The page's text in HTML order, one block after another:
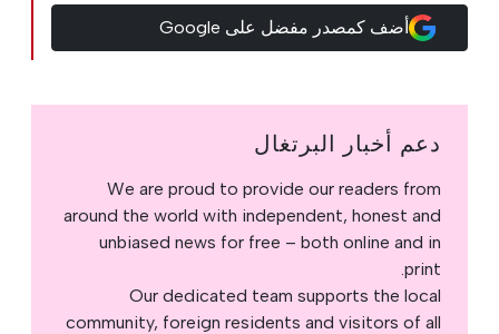
أضف كمصدر مفضل على Google
دعم أخبار البرتغال
We are proud to provide our readers from
around the world with independent, honest and
unbiased news for free – both online and in
print.
Our dedicated team supports the local
community, foreign residents and visitors of all